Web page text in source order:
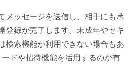
メッセージを送信し、相手にも承
登録が完了します。未成年やセキ
検索機能が利用できない場合もあ
ドや招待機能を活用するのが有